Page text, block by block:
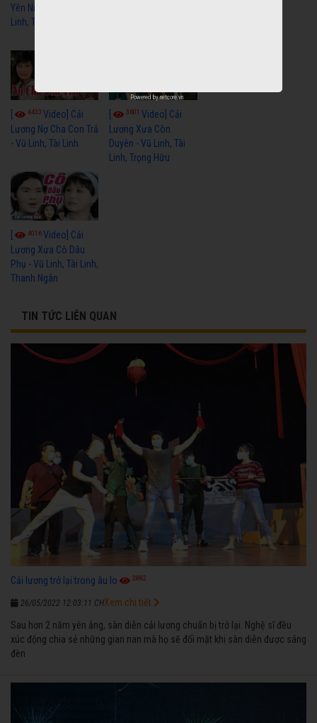
Yên Niềm Đau - Vũ
Linh, Tài Linh
[ 4433 Video] Cải
Lương Nợ Cha Con Trả
- Vũ Linh, Tài Linh
[ 3601Video] Cải
Lương Xưa Còn
Duyên - Vũ Linh, Tài
Linh, Trọng Hữu
4016Video] Cải
Lương Xưa Cô Dâu
Phụ - Vũ Linh, Tài Linh,
Thanh Ngân
TIN TỨC LIÊN QUAN
Cải lương trở lại trong âu lo 2882
26/05/2022 12:03:11 CH
Sau hơn 2 năm yên ắng, sàn diễn cải lương chuẩn bị trở lại. Nghệ sĩ đều
xúc động chia sẻ những gian nan mà họ sẽ đối mặt khi sàn diễn được sáng
đèn
Xem chi tiết
Powered bynetcore.vn